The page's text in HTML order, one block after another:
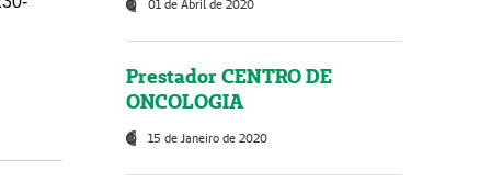
01 de Abril de 2020
Prestador CENTRO DE
ONCOLOGIA
15 de Janeiro de 2020